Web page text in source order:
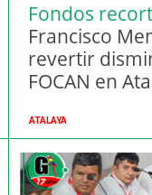
Fondos
Atalaya
Francisco
revertir
FOCAN en
ATALAYA